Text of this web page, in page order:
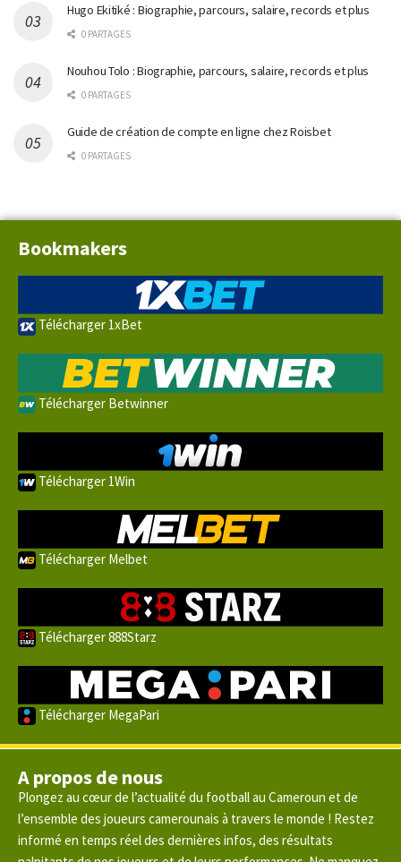
Hugo Ekitiké : Biographie, parcours, salaire, records et plus
0 PARTAGES
Nouhou Tolo : Biographie, parcours, salaire, records et plus
0 PARTAGES
Guide de création de compte en ligne chez Roisbet
0 PARTAGES
Bookmakers
Télécharger 1xBet
Télécharger Betwinner
Télécharger 1Win
Télécharger Melbet
Télécharger 888Starz
Télécharger MegaPari
A propos de nous
Plongez au cœur de l’actualité du football au Cameroun et de
l’ensemble des joueurs camerounais à travers le monde ! Restez
informé en temps réel des dernières infos, des résultats